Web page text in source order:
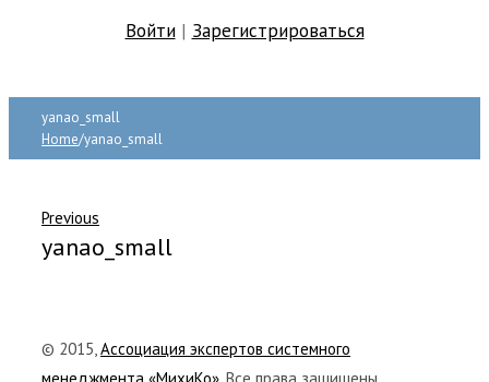
Войти| Зарегистрироваться
yanao_small
Home/yanao_small
Previous
yanao_small
© 2015,Ассоциация экспертов системного